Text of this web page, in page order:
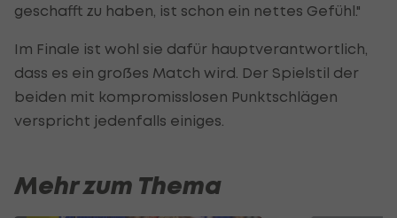
geschafft zu haben, ist schon ein nettes Gefühl."
Im Finale ist wohl sie dafür hauptverantwortlich,
dass es ein großes Match wird. Der Spielstil der
beiden mit kompromisslosen Punktschlägen
verspricht jedenfalls einiges.
Mehr zum Thema